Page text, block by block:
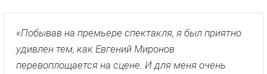
«Побывав на премьере спектакля, я был приятно
удивлен тем, как Евгений Миронов
перевоплощается на сцене. И для меня очень